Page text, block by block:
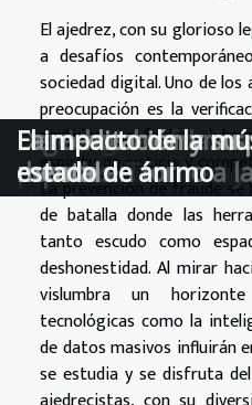
El ajedrez, con su glorioso
a desafíos
sociedad digital. Uno de
preocupación es la
partidas, un factor
espíritu de justicia y
La prevención de fraude
de batalla donde las
tanto escudo como
deshonestidad. Al mirar
vislumbra un
tecnológicas como la
de datos masivos influirán
se estudia y se disfruta
Estrategias
penaltis: Técnicas
tirador
Esgrima: una
espadas
Derechos
debate en torno a
La meditación y su
mental
El impacto de la
estado de ánimo